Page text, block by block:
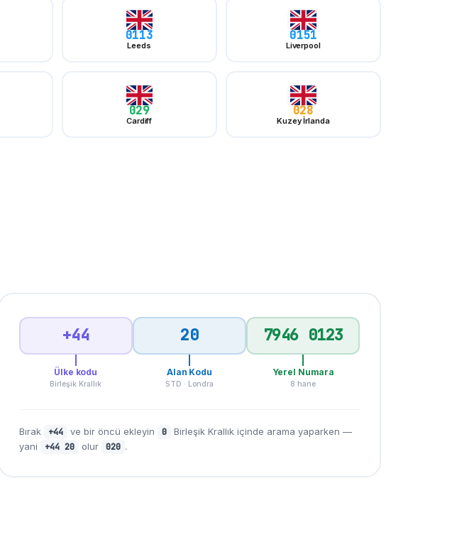
0113
Leeds
0151
Liverpool
029
Cardiff
028
Kuzey İrlanda
+44
Ülke kodu
Birleşik Krallık
20
Alan Kodu
STD · Londra
7946 0123
Yerel Numara
8 hane
Bırak +44 ve bir öncü ekleyin 0
Birleşik Krallık içinde arama yaparken —
yani
+44 20 olur 020 .